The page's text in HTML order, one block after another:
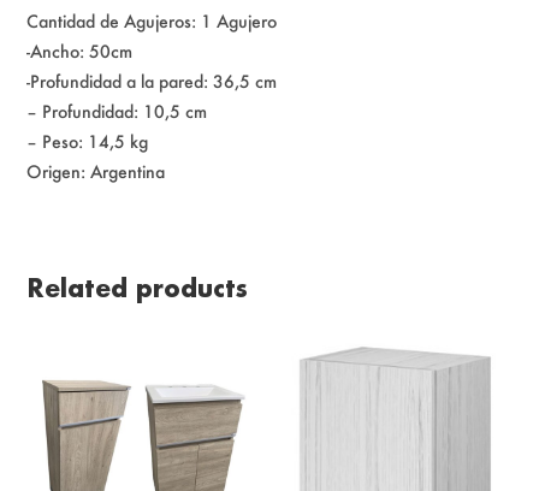
Cantidad de Agujeros: 1 Agujero
-Ancho: 50cm
-Profundidad a la pared: 36,5 cm
– Profundidad: 10,5 cm
– Peso: 14,5 kg
Origen: Argentina
Related products